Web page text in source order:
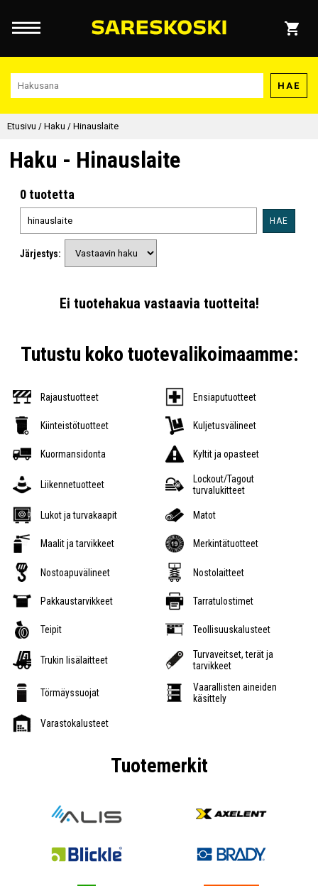
HAE
Etusivu / Haku / Hinauslaite
Haku - Hinauslaite
0 tuotetta
HAE
Järjestys:
Ei tuotehakua vastaavia tuotteita!
Tutustu koko tuotevalikoimaamme:
Rajaustuotteet Ensiaputuotteet
Kiinteistötuotteet Kuljetusvälineet
Kuormansidonta Kyltit ja opasteet
Liikennetuotteet
Lockout/Tagout
turvalukitteet
Lukot ja turvakaapit Matot
Maalit ja tarvikkeet Merkintätuotteet
Nostoapuvälineet Nostolaitteet
Pakkaustarvikkeet Tarratulostimet
Teipit Teollisuuskalusteet
Trukin lisälaitteet
Turvaveitset, terät ja
tarvikkeet
Törmäyssuojat
Vaarallisten aineiden
käsittely
Varastokalusteet
Tuotemerkit